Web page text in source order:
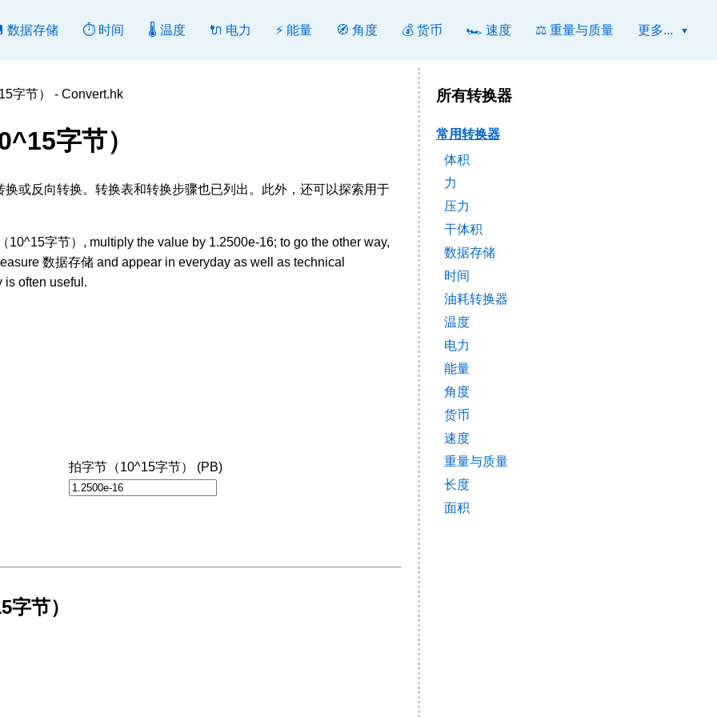
数据存储 ⏱️ 时间 🌡️ 温度 🔌 电力 ⚡ 能量 🧭 角度 💰 货币 🏎️ 速度 ⚖️ 重量与质量 更多...
字节） - Convert.hk
字节）
或反向转换。转换表和转换步骤也已列出。此外，还可以探索用于
10^15字节）, multiply the value by 1.2500e-16; to go the other way,
数据存储 and appear in everyday as well as technical
is often useful.
拍字节（10^15字节） (PB)
节）
所有转换器
常用转换器
体积
力
压力
干体积
数据存储
时间
油耗转换器
温度
电力
能量
角度
货币
速度
重量与质量
长度
面积